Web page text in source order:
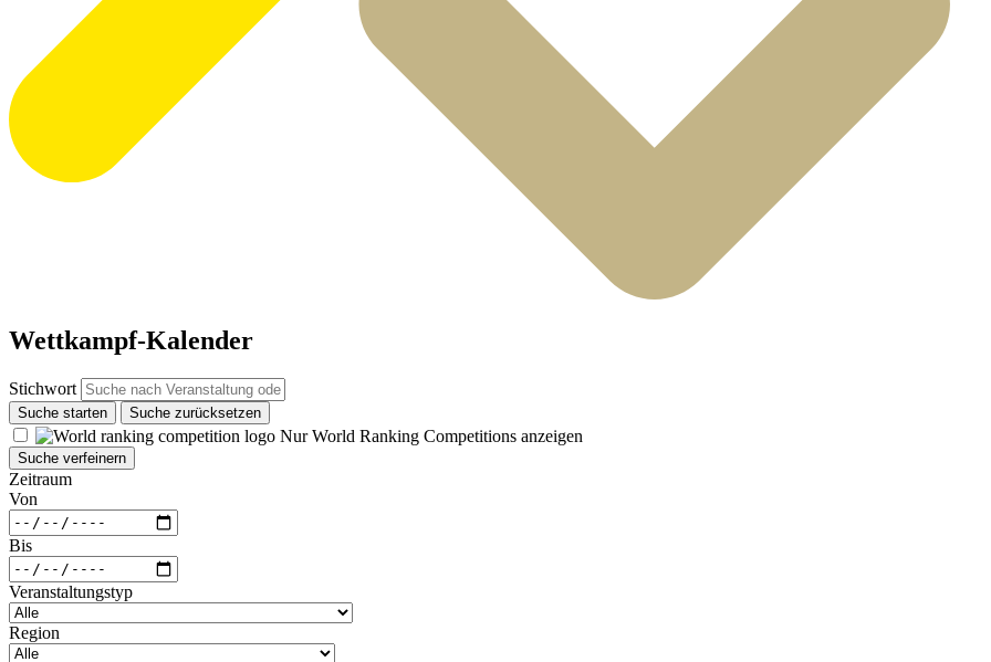
Wettkampf-Kalender
Stichwort
Suche starten Suche zurücksetzen
Nur World Ranking Competitions anzeigen
Suche verfeinern
Zeitraum
Von
Bis
Veranstaltungstyp
Region